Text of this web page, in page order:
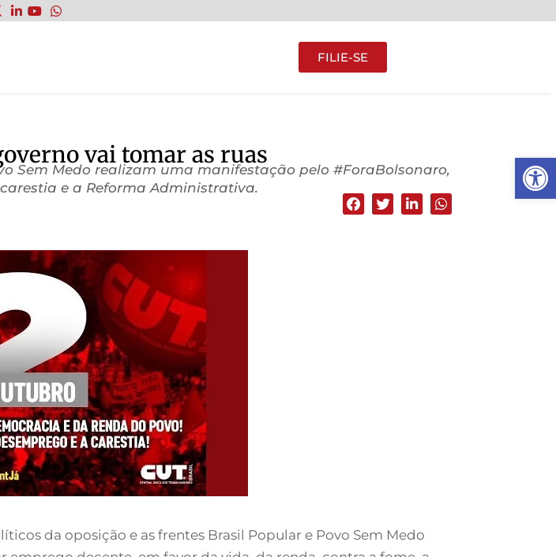
Abrir
FILIE-SE
vai tomar as ruas
Sem Medo realizam uma manifestação pelo #ForaBolsonaro,
e a Reforma Administrativa.
da oposição e as frentes Brasil Popular e Povo Sem Medo